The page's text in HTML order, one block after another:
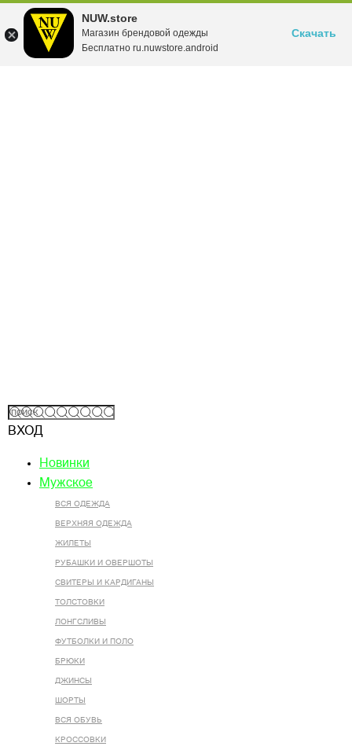
NUW.store
Магазин брендовой одежды
Бесплатно ru.nuwstore.android
Скачать
ВХОД
Новинки
Мужское
ВСЯ ОДЕЖДА
ВЕРХНЯЯ ОДЕЖДА
ЖИЛЕТЫ
РУБАШКИ И ОВЕРШОТЫ
СВИТЕРЫ И КАРДИГАНЫ
ТОЛСТОВКИ
ЛОНГСЛИВЫ
ФУТБОЛКИ И ПОЛО
БРЮКИ
ДЖИНСЫ
ШОРТЫ
ВСЯ ОБУВЬ
КРОССОВКИ